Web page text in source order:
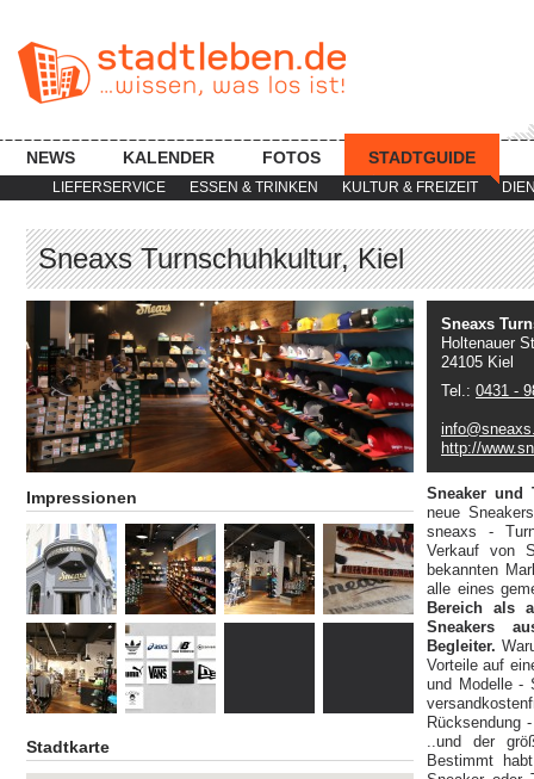
LIEFERSERVICE ESSEN & TRINKEN KULTUR & FREIZEIT
NEWS KALENDER FOTOS STADTGUIDE
Sneaxs Turnschuhkultur, Kiel
Impressionen
Stadtkarte
Sneaxs
Holtenauer
24105 Kiel
Tel.: 0431 -
http://
Sneaker und
neue
sneaxs -
Verkauf von
bekannten
alle eines
Bereich als
Sneakers
Begleiter.
Vorteile auf
und Modelle -
Rücksendung
..und der
Bestimmt